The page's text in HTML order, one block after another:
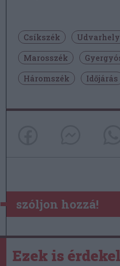
Csíkszék
Marosszék
Háromszék
Időjárás
szóljon hozzá!
Ezek is